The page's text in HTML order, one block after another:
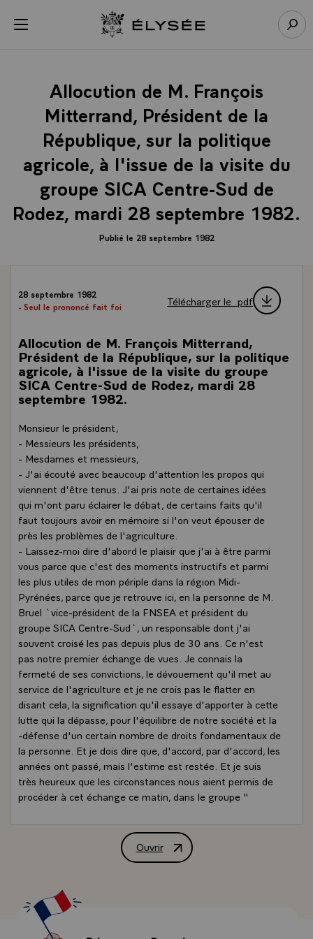
menu Retour à l’accueil Élysée
Allocution de M. François
Mitterrand, Président de la
République, sur la politique
agricole, à l'issue de la visite du
groupe SICA Centre-Sud de
Rodez, mardi 28 septembre 1982.
Publié le 28 septembre 1982
28 septembre 1982
- Seul le prononcé fait foi
Télécharger le .pdf
Allocution de M. François Mitterrand,
Président de la République, sur la politique
agricole, à l'issue de la visite du groupe
SICA Centre-Sud de Rodez, mardi 28
septembre 1982.
Monsieur le président,
- Messieurs les présidents,
- Mesdames et messieurs,
- J'ai écouté avec beaucoup d'attention les propos qui
viennent d'être tenus. J'ai pris note de certaines idées
qui m'ont paru éclairer le débat, de certains faits qu'il
faut toujours avoir en mémoire si l'on veut épouser de
près les problèmes de l'agriculture.
- Laissez-moi dire d'abord le plaisir que j'ai à être parmi
vous parce que c'est des moments instructifs et parmi
les plus utiles de mon périple dans la région Midi-
Pyrénées, parce que je retrouve ici, en la personne de M.
Bruel `vice-président de la FNSEA et président du
groupe SICA Centre-Sud`, un responsable dont j'ai
souvent croisé les pas depuis plus de 30 ans. Ce n'est
pas notre premier échange de vues. Je connais la
fermeté de ses convictions, le dévouement qu'il met au
service de l'agriculture et je ne crois pas le flatter en
disant cela, la signification qu'il essaye d'apporter à cette
lutte qui la dépasse, pour l'équilibre de notre société et la
-défense d'un certain nombre de droits fondamentaux de
la personne. Et je dois dire que, d'accord, par d'accord, les
années ont passé, mais l'estime est restée. Et je suis
très heureux que les circonstances nous aient permis de
procéder à cet échange ce matin, dans le groupe "
président de la FDSEA`, j'ai été frappé par la clarté et la
précision de votre exposé qui fait avancer le dialogue. Il
étaient parfaitement respectés. J'agirai de même. Je ne
vais pas faire en l'espace de 20 minutes un exposé
général sur l'agriculture et d'ailleurs, ce n'est pas mon
rôle. C'est le rôle des responsables du gouvernement.
Ouvrir
Allocution de M. François Mitterrand,
Panneau de gestion des cookies